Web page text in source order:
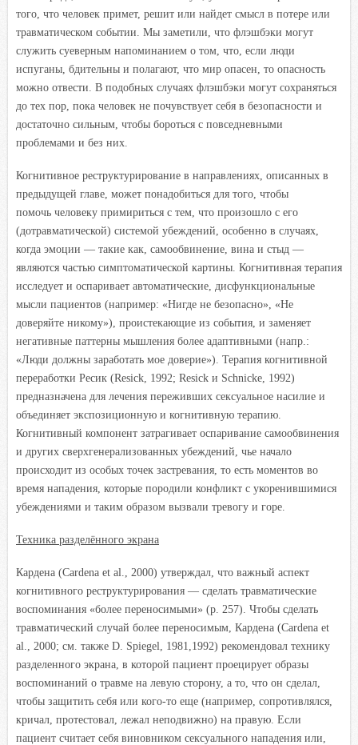
того, что человек примет, решит или найдет смысл в потере или
травматическом событии. Мы заметили, что флэшбэки могут
служить суеверным напоминанием о том, что, если люди
испуганы, бдительны и полагают, что мир опасен, то опасность
можно отвести. В подобных случаях флэшбэки могут сохраняться
до тех пор, пока человек не почувствует себя в безопасности и
достаточно сильным, чтобы бороться с повседневными
проблемами и без них.
Когнитивное реструктурирование в направлениях, описанных в
предыдущей главе, может понадобиться для того, чтобы
помочь человеку примириться с тем, что произошло с его
(дотравматической) системой убеждений, особенно в случаях,
когда эмоции — такие как, самообвинение, вина и стыд —
являются частью симптоматической картины. Когнитивная терапия
исследует и оспаривает автоматические, дисфункциональные
мысли пациентов (например: «Нигде не безопасно», «Не
доверяйте никому»), проистекающие из события, и заменяет
негативные паттерны мышления более адаптивными (напр.:
«Люди должны заработать мое доверие»). Терапия когнитивной
переработки Ресик (Resick, 1992; Resick и Schnicke, 1992)
предназначена для лечения переживших сексуальное насилие и
объединяет экспозиционную и когнитивную терапию.
Когнитивный компонент затрагивает оспаривание самообвинения
и других сверхгенерализованных убеждений, чье начало
происходит из особых точек застревания, то есть моментов во
время нападения, которые породили конфликт с укоренившимися
убеждениями и таким образом вызвали тревогу и горе.
Техника разделённого экрана
Кардена (Cardena et al., 2000) утверждал, что важный аспект
когнитивного реструктурирования — сделать травматические
воспоминания «более переносимыми» (р. 257). Чтобы сделать
травматический случай более переносимым, Кардена (Cardena et
al., 2000; см. также D. Spiegel, 1981,1992) рекомендовал технику
разделенного экрана, в которой пациент проецирует образы
воспоминаний о травме на левую сторону, а то, что он сделал,
чтобы защитить себя или кого-то еще (например, сопротивлялся,
кричал, протестовал, лежал неподвижно) на правую. Если
пациент считает себя виновником сексуального нападения или,